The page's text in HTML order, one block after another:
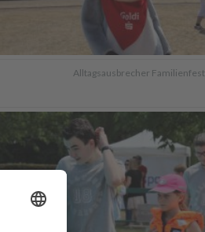
Alltagsausbrecher Familienfest